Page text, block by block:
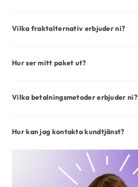
Vilka fraktalternativ erbjuder ni?
Hur ser mitt paket ut?
Vilka betalningsmetoder erbjuder ni?
Hur kan jag kontakta kundtjänst?